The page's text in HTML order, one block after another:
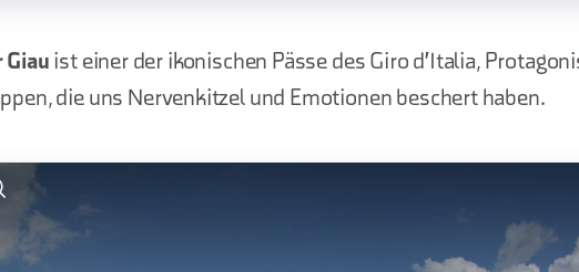
Giau ist einer der ikonischen Pässe des Giro d'Italia,
die uns Nervenkitzel und Emotionen beschert haben.